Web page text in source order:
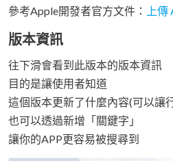
參考Apple開發者官方文件：
上
版本資訊
往下滑會看到此版本的版本資訊
目的是讓使用者知道
這個版本更新了什麼內容(可以讓
也可以透過新增「關鍵字」
讓你的APP更容易被搜尋到